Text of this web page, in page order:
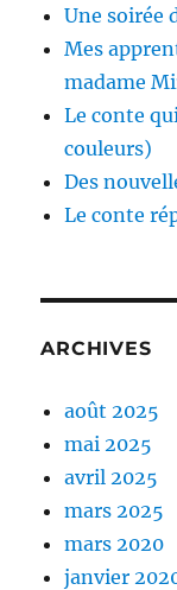
Une soirée
Mes
madame
Le conte
couleurs)
Des
Le conte
ARCHIVES
août 2025
mai 2025
avril 2025
mars 2025
mars 2020
janvier